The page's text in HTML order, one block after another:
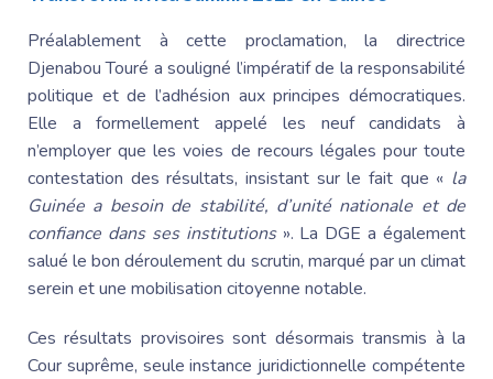
Préalablement à cette proclamation, la directrice
Djenabou Touré a souligné l’impératif de la responsabilité
politique et de l’adhésion aux principes démocratiques.
Elle a formellement appelé les neuf candidats à
n’employer que les voies de recours légales pour toute
contestation des résultats, insistant sur le fait que « la
Guinée a besoin de stabilité, d’unité nationale et de
confiance dans ses institutions». La DGE a également
salué le bon déroulement du scrutin, marqué par un climat
serein et une mobilisation citoyenne notable.
Ces résultats provisoires sont désormais transmis à la
Cour suprême, seule instance juridictionnelle compétente